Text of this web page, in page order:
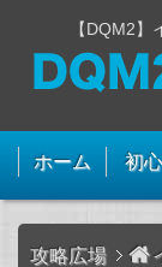
【DQM2
ホーム 初
攻略広場